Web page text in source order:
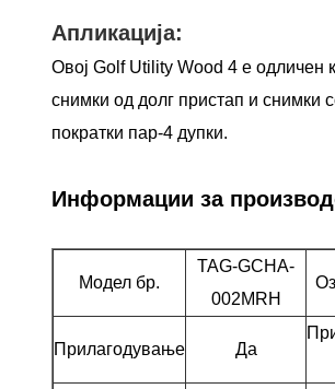
Апликација:
Овој Golf Utility Wood 4 е одличен
снимки од долг пристап и снимки
пократки пар-4 дупки.
Информации за
Модел бр.
TAG-GCHA-
002MRH
Прилагодување Да